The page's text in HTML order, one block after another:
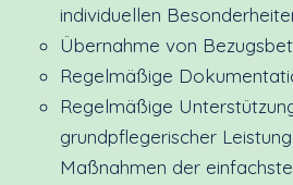
individuellen
Übernahme von
Regelmäßige
Regelmäßige
grundpflegerischer
Maßnahmen der